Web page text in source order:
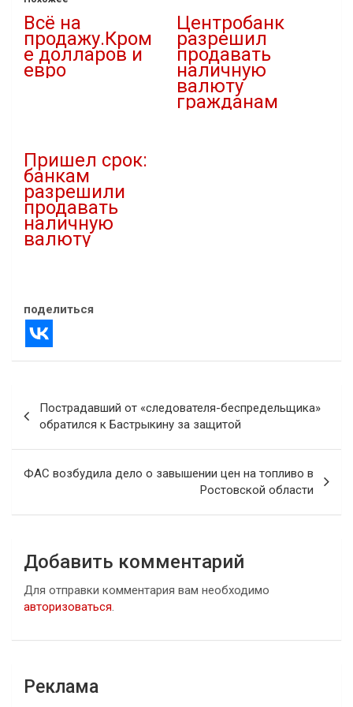
Всё на
продажу.Кром
е долларов и
евро
Центробанк
разрешил
продавать
наличную
валюту
гражданам
Пришел срок:
банкам
разрешили
продавать
наличную
валюту
поделиться
по
записям
Пострадавший от «следователя-беспредельщика»
обратился к Бастрыкину за защитой
ФАС возбудила дело о завышении цен на топливо в
Ростовской области
Добавить комментарий
Для отправки комментария вам необходимо
авторизоваться.
Реклама